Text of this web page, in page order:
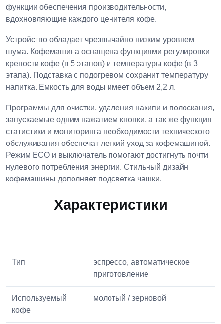
функции обеспечения производительности,
вдохновляющие каждого ценителя кофе.
Устройство обладает чрезвычайно низким уровнем
шума. Кофемашина оснащена функциями регулировки
крепости кофе (в 5 этапов) и температуры кофе (в 3
этапа). Подставка с подогревом сохранит температуру
напитка. Емкость для воды имеет объем 2,2 л.
Программы для очистки, удаления накипи и полоскания,
запускаемые одним нажатием кнопки, а так же функция
статистики и мониторинга необходимости технического
обслуживания обеспечат легкий уход за кофемашиной.
Режим ECO и выключатель помогают достигнуть почти
нулевого потребления энергии. Стильный дизайн
кофемашины дополняет подсветка чашки.
Характеристики
Тип
эспрессо, автоматическое
приготовление
Используемый
кофе
молотый / зерновой